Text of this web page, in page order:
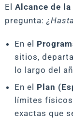
El Alcance de
pregunta:
En el
sitios,
lo largo del
En el Plan
límites
exactas que